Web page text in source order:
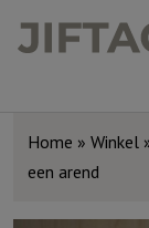
Home » Winkel
een arend